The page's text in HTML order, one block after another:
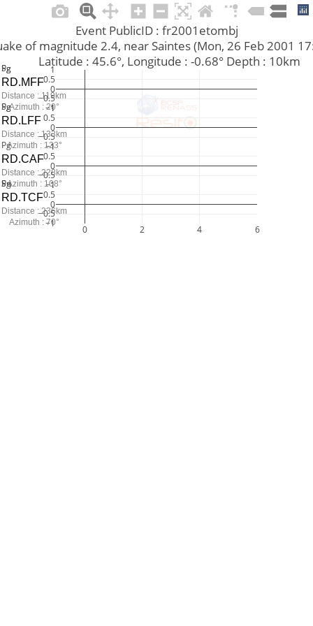
0 2 4 6
−1
−0.5
0
0.5
1
−1
−0.5
0
0.5
1
−1
−0.5
0
0.5
1
−1
−0.5
0
0.5
1
Event PublicID : fr2001etombj
of magnitude 2.4, near Saintes (Mon, 26 Feb 2001
         Latitude : 45.6°, Longitude : -0.68° Depth : 10km
Pn
Sn
Sg
Pg
Pg
Sg
Pg
Sg
RD.TCF
Distance : 236km
Azimuth : 70°
RD.CAF
Distance : 228km
Azimuth : 108°
RD.LFF
Distance : 133km
Azimuth : 123°
RD.MFF
Distance : 119km
Azimuth : 20°